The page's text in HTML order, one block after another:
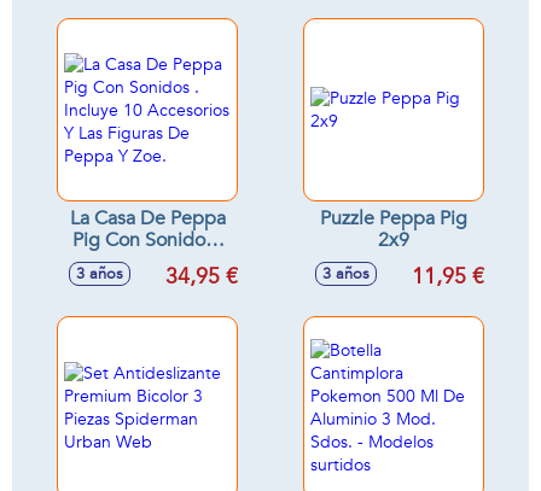
La Casa De Peppa
Pig Con Sonidos .
Incluye 10
Accesorios Y Las
3 años 34,95 €
Puzzle Peppa Pig
2x9
3 años 11,95 €